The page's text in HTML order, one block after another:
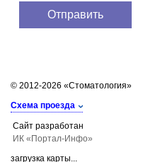
© 2012-2026 «Стоматология»
Схема проезда
Сайт разработан
ИК «Портал-Инфо»
загрузка карты...